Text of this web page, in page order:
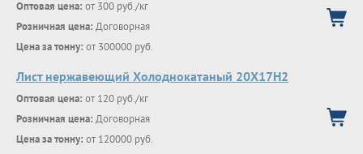
Оптовая цена: от 300 руб./кг
Розничная цена: Договорная
Цена за тонну: от 300000 руб.
Лист нержавеющий Холоднокатаный 20X17H2
Оптовая цена: от 120 руб./кг
Розничная цена: Договорная
Цена за тонну: от 120000 руб.